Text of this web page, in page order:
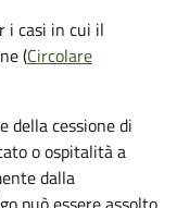
i casi in cui il
(Circolare
della cessione di
o ospitalità a
dalla